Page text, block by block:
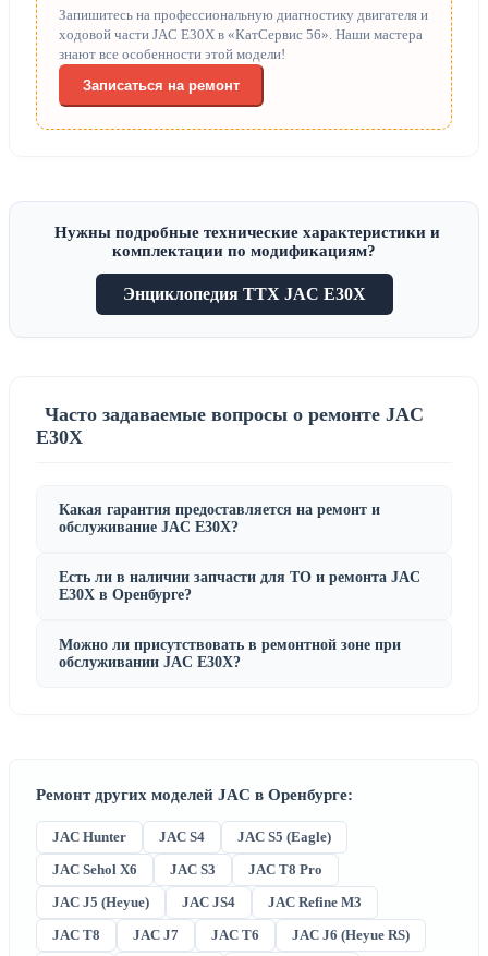
Запишитесь на профессиональную диагностику двигателя и
ходовой части JAC E30X в «КатСервис 56». Наши мастера
знают все особенности этой модели!
Записаться на ремонт
Нужны подробные технические характеристики и
комплектации по модификациям?
Энциклопедия ТТХ JAC E30X
Часто задаваемые вопросы о ремонте JAC
E30X
Какая гарантия предоставляется на ремонт и
обслуживание JAC E30X?
Есть ли в наличии запчасти для ТО и ремонта JAC
E30X в Оренбурге?
Можно ли присутствовать в ремонтной зоне при
обслуживании JAC E30X?
Ремонт других моделей JAC в Оренбурге:
JAC Hunter JAC S4
JAC S5 (Eagle)
JAC Sehol X6
JAC S3
JAC T8 Pro
JAC J5 (Heyue)
JAC JS4
JAC Refine M3
JAC T8
JAC J7 JAC T6
JAC J6 (Heyue RS)